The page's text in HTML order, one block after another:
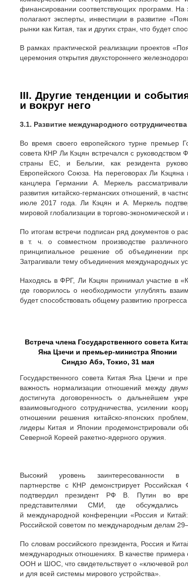
финансировании соответствующих программ.
полагают эксперты, инвестиции в развитие
рынки как Китая, так и других стран, что будет
В рамках практической реализации проектов
церемония открытия двухстороннего
ІІІ. Другие тенденции и
и вокруг него
3.1. Развитие международного
Во время своего европейского турне премьер
совета КНР Ли Кэцян встречался с руководством
страны ЕС, и Бельгии, как резидента
Европейского Союза. На переговорах Ли Кэцяна
канцлера Германии А. Меркель
развития китайско-германских отношений, в
июле 2017 года. Ли Кэцян и А. Меркель
мировой глобализации в торгово-экономической
По итогам встречи подписан ряд документов о
в т. ч. о совместном производстве
принципиальное решение об объединении
Затрагивали тему объединения международных
Находясь в ФРГ, Ли Кэцян принимал участие в
где говорилось о необходимости углублять
будет способствовать общему развитию
Встреча члена Государственного совета
Яна Цзечи и премьер-министра Японии
Синдзо Абэ, Токио, 31 мая
Государственного совета Китая Яна Цзечи и
важность нормализации отношений между
достигнута договоренность о дальнейшем
взаимовыгодного сотрудничества, усилении
отношении решения китайско-японских
лидеры Китая и Японии продемонстрировали
Северной Кореей ракетно-ядерного оружия.
Высокий уровень заинтересованности в
партнерстве с КНР демонстрирует Российская
подтвердил президент РФ В. Путин во
представителями СМИ, где обсуждались
й международной конференции «Россия и
Российской советом по международным делам
По словам российского президента, Россия и
международных отношениях. В качестве
ООН и ШОС, что свидетельствует о «ключевой
и для всей системы мирового устройства».